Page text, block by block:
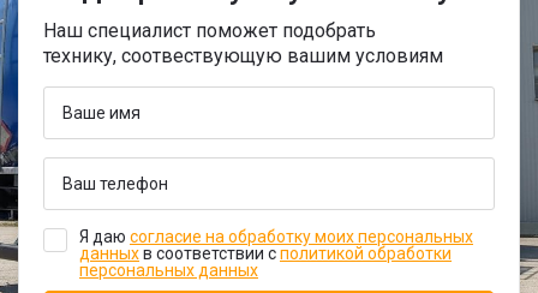
Наш специалист поможет подобрать
технику, соотвествующую вашим условиям
Я даю согласие на обработку моих персональных
данныхв соответствии сполитикой обработки
персональных данных